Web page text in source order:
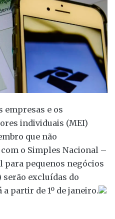
empresas e os
individuais (MEI)
que não
o Simples Nacional –
pequenos negócios
serão excluídas do
partir de 1º de janeiro.